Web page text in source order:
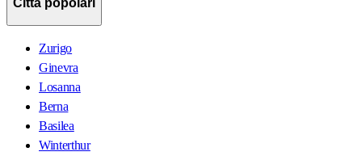
Città popolari
Zurigo
Ginevra
Losanna
Berna
Basilea
Winterthur